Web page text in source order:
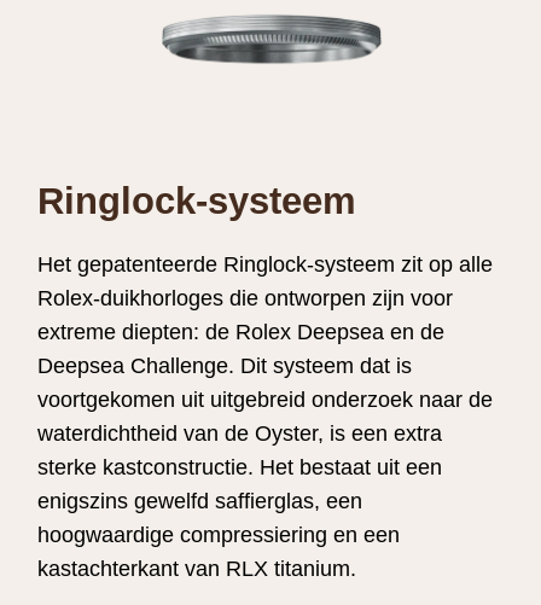
Ringlock-systeem
Het gepatenteerde Ringlock-systeem zit op alle
Rolex-duikhorloges die ontworpen zijn voor
extreme diepten: de Rolex Deepsea en de
Deepsea Challenge. Dit systeem dat is
voortgekomen uit uitgebreid onderzoek naar de
water­dichtheid van de Oyster, is een extra
sterke kastconstructie. Het bestaat uit een
enigszins gewelfd saffierglas, een
hoogwaardige compressiering en een
kastachterkant van RLX titanium.